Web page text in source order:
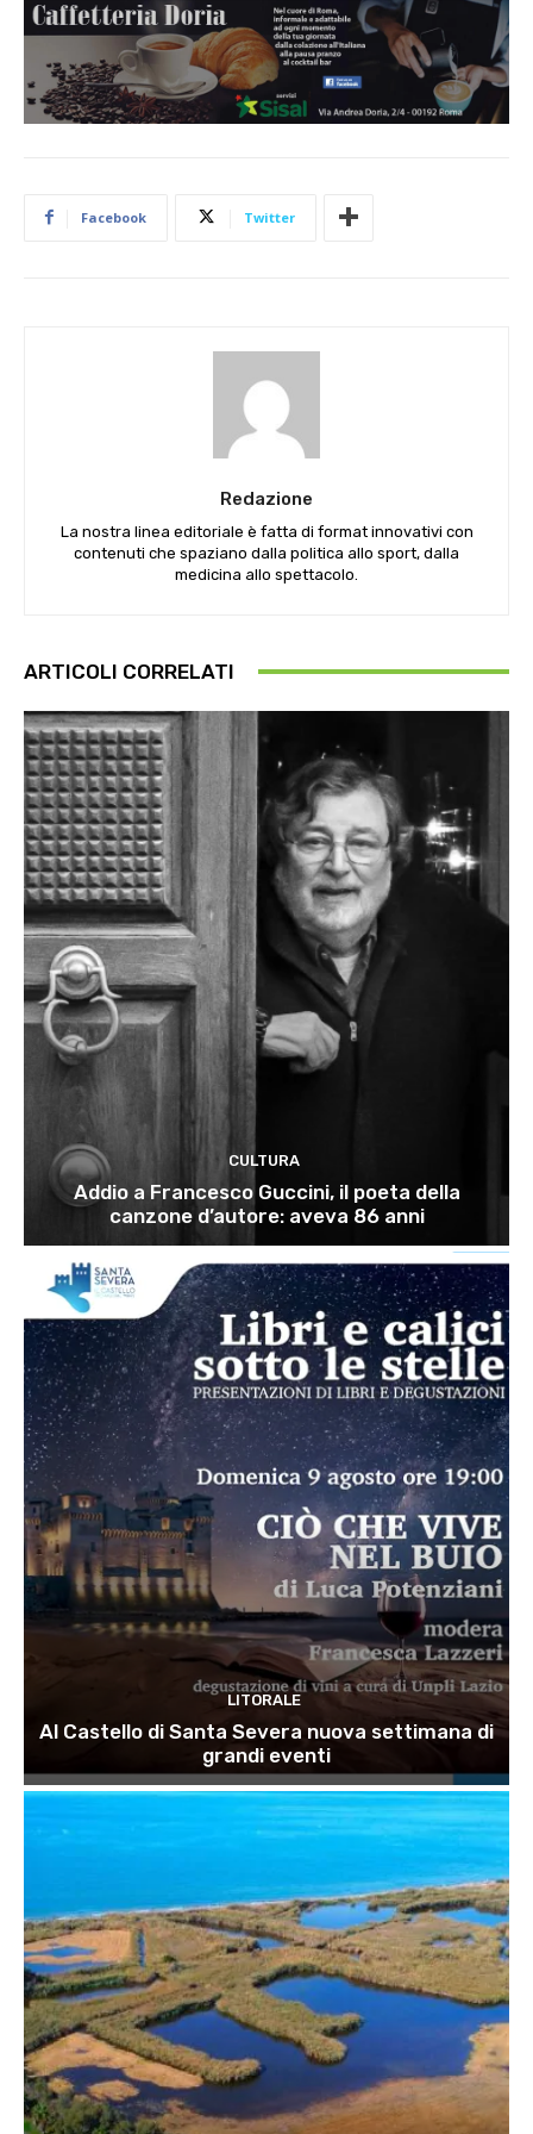
Facebook Twitter
Redazione
La nostra linea editoriale è fatta di format innovativi con
contenuti che spaziano dalla politica allo sport, dalla
medicina allo spettacolo.
ARTICOLI CORRELATI
CULTURA
Addio a Francesco Guccini, il poeta della
canzone d’autore: aveva 86 anni
LITORALE
Al Castello di Santa Severa nuova settimana di
grandi eventi